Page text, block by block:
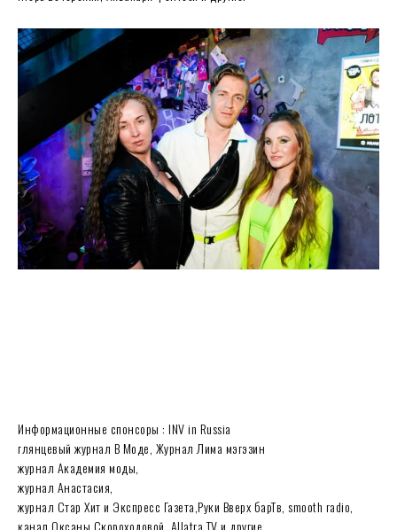
Информационные спонсоры : INV in Russia
глянцевый журнал В Моде, Журнал Лима мэгэзин
журнал Академия моды,
журнал Анастасия,
журнал Стар Хит и Экспресс Газета,Руки Вверх барТв, smooth radio,
канал Оксаны Скороходовой, Allatra TV и другие…